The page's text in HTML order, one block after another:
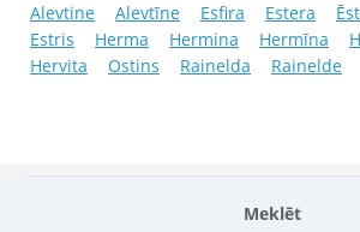
Meklēt
Alevtine
Alevtīne Esfira Estera
Estris
Herma Hermina Hermīna
Hervita
Ostins Rainelda Rainelde